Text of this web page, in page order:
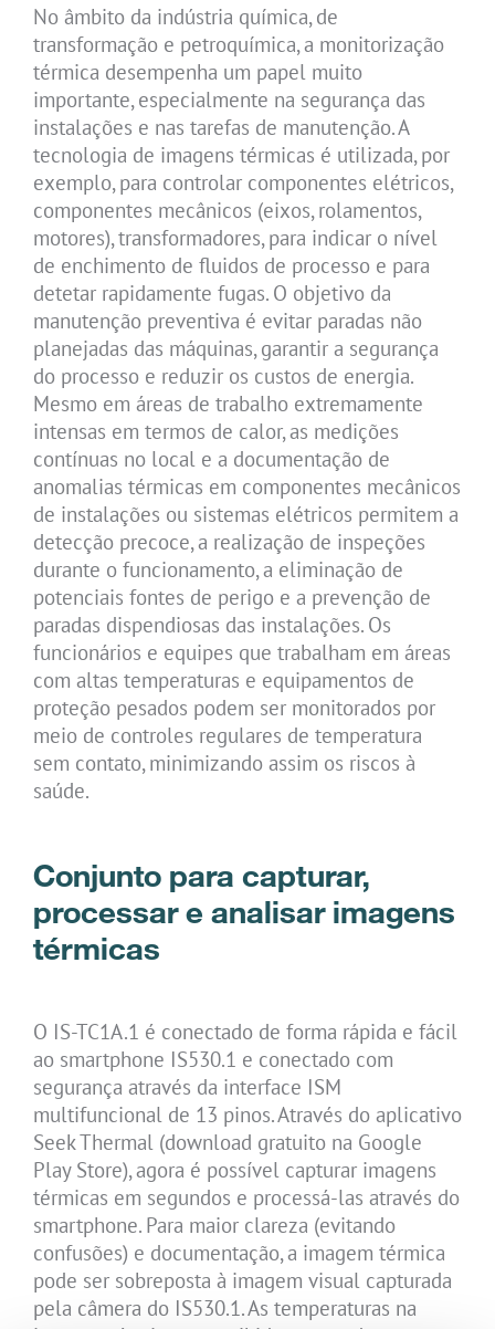
No âmbito da indústria química, de
transformação e petroquímica, a monitorização
térmica desempenha um papel muito
importante, especialmente na segurança das
instalações e nas tarefas de manutenção. A
tecnologia de imagens térmicas é utilizada, por
exemplo, para controlar componentes elétricos,
componentes mecânicos (eixos, rolamentos,
motores), transformadores, para indicar o nível
de enchimento de fluidos de processo e para
detetar rapidamente fugas. O objetivo da
manutenção preventiva é evitar paradas não
planejadas das máquinas, garantir a segurança
do processo e reduzir os custos de energia.
Mesmo em áreas de trabalho extremamente
intensas em termos de calor, as medições
contínuas no local e a documentação de
anomalias térmicas em componentes mecânicos
de instalações ou sistemas elétricos permitem a
detecção precoce, a realização de inspeções
durante o funcionamento, a eliminação de
potenciais fontes de perigo e a prevenção de
paradas dispendiosas das instalações. Os
funcionários e equipes que trabalham em áreas
com altas temperaturas e equipamentos de
proteção pesados podem ser monitorados por
meio de controles regulares de temperatura
sem contato, minimizando assim os riscos à
saúde.
Conjunto para capturar,
processar e analisar imagens
térmicas
O IS-TC1A.1 é conectado de forma rápida e fácil
ao smartphone IS530.1 e conectado com
segurança através da interface ISM
multifuncional de 13 pinos. Através do aplicativo
Seek Thermal (download gratuito na Google
Play Store), agora é possível capturar imagens
térmicas em segundos e processá-las através do
smartphone. Para maior clareza (evitando
confusões) e documentação, a imagem térmica
pode ser sobreposta à imagem visual capturada
pela câmera do IS530.1. As temperaturas na